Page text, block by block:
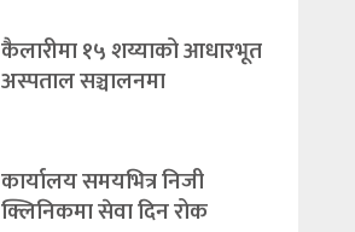
कैलारीमा १५ शय्याको आधारभूत
अस्पताल सञ्चालनमा
कार्यालय समयभित्र निजी
क्लिनिकमा सेवा दिन रोक